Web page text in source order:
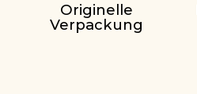
Originelle
Verpackung